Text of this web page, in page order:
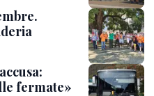
fermate»